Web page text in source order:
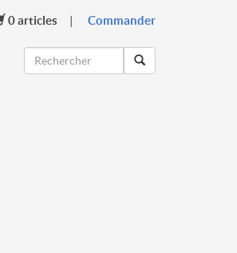
0articles Commander